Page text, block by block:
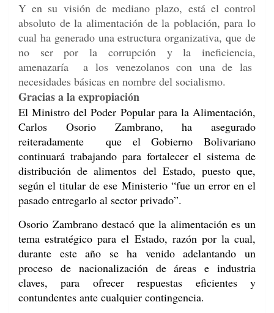
Y en su visión de mediano plazo, está el control
absoluto de la alimentación de la población, para lo
cual ha generado una estructura organizativa, que de
no ser por la corrupción y la ineficiencia,
amenazaría a los venezolanos con una de las
necesidades básicas en nombre del socialismo.
Gracias a la expropiación
El Ministro del Poder Popular para la Alimentación,
Carlos Osorio Zambrano, ha asegurado
reiteradamente que el Gobierno Bolivariano
continuará trabajando para fortalecer el sistema de
distribución de alimentos del Estado, puesto que,
según el titular de ese Ministerio “fue un error en el
pasado entregarlo al sector privado”.
Osorio Zambrano destacó que la alimentación es un
tema estratégico para el Estado, razón por la cual,
durante este año se ha venido adelantando un
proceso de nacionalización de áreas e industria
claves, para ofrecer respuestas eficientes y
contundentes ante cualquier contingencia.